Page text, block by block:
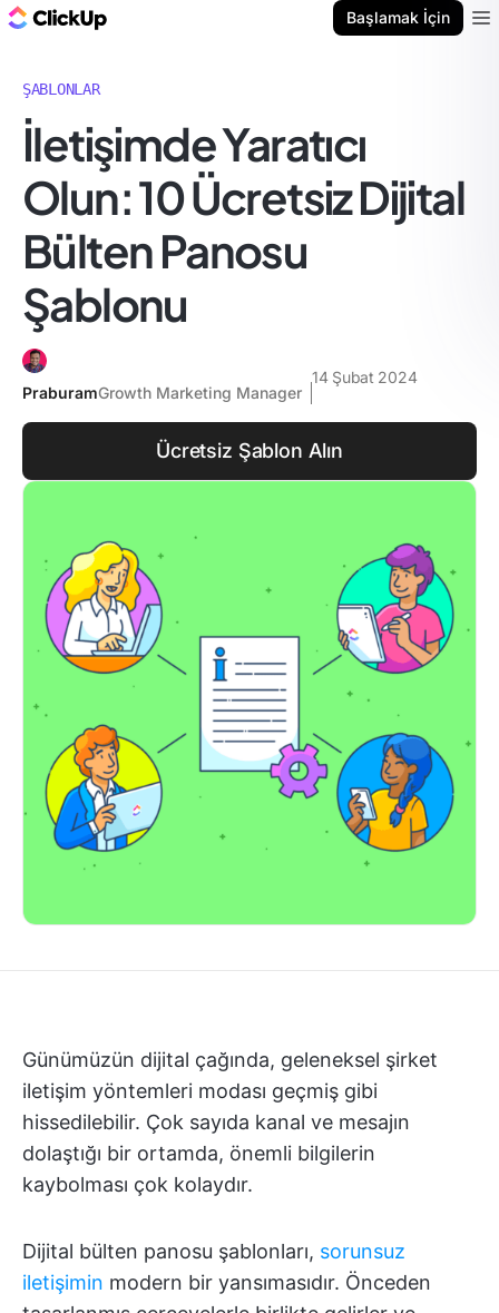
Başlamak İçin
ŞABLONLAR
İletişimde Yaratıcı
Olun: 10 Ücretsiz Dijital
Bülten Panosu
Şablonu
PraburamGrowth Marketing Manager
14 Şubat 2024
Ücretsiz Şablon Alın
Günümüzün dijital çağında, geleneksel şirket
iletişim yöntemleri modası geçmiş gibi
hissedilebilir. Çok sayıda kanal ve mesajın
dolaştığı bir ortamda, önemli bilgilerin
kaybolması çok kolaydır.
Dijital bülten panosu şablonları, sorunsuz
iletişimin modern bir yansımasıdır. Önceden